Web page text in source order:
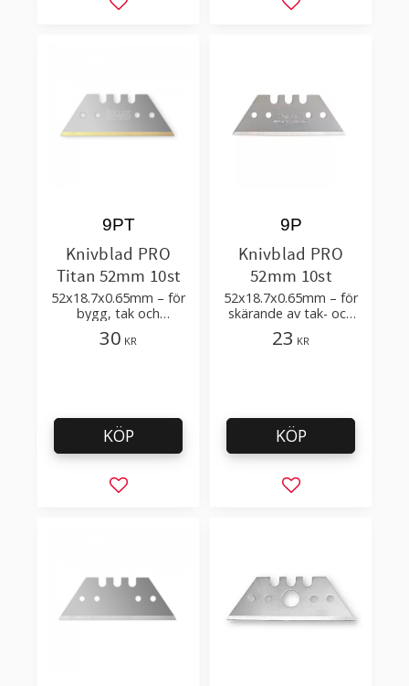
Lägg till i favoriter Lägg till i
Knivblad PRO
Titan 52mm 10st
52x18.7x0.65mm – för
bygg, tak och
golvläggning
9PT
30 KR
Lägg till i favoriter
KÖP
Knivblad PRO
52mm 10st
52x18.7x0.65mm – för
skärande av tak- och
golvmaterial
9P
23 KR
Lägg till i
KÖP